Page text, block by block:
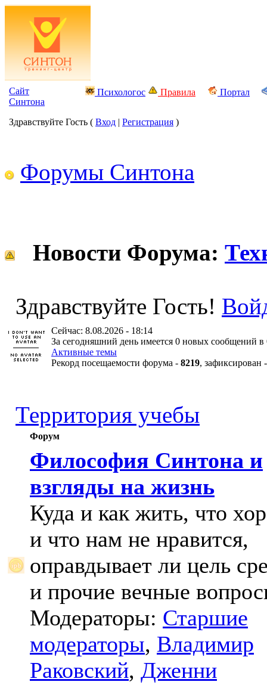
Сайт
Синтона
Психологос Правила Портал
Здравствуйте Гость ( Вход | Регистрация )
Форумы Синтона
Новости Форума:
Здравствуйте Гость!
Сейчас: 8.08.2026 - 18:14
За сегодняшний день имеется 0 новых сообщений в
Активные темы
Рекорд посещаемости форума - 8219, зафиксирован
Территория учебы
Форум
Философия Синтона и
взгляды на жизнь
Куда и как жить, что
и что нам не нравится,
оправдывает ли цель
и прочие вечные
Модераторы: Старшие
модераторы, Владимир
Раковский, Дженни